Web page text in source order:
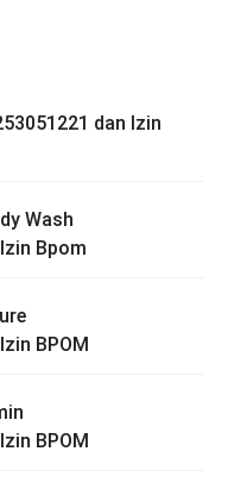
dan Izin
Wash
Bpom
BPOM
BPOM